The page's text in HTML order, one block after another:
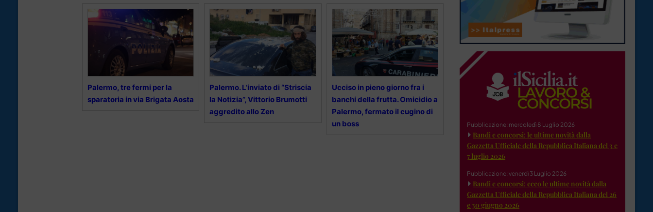
Palermo, tre fermi per la
sparatoria in via Brigata Aosta
Palermo. L’inviato di “Striscia
la Notizia”, Vittorio Brumotti
aggredito allo Zen
Ucciso in pieno giorno fra i
banchi della frutta. Omicidio a
Palermo, fermato il cugino di
un boss
Pubblicazione: mercoledì 8 Luglio 2026
Bandi e concorsi: le ultime novità dalla
Gazzetta Ufficiale della Repubblica Italiana del 3 e
7 luglio 2026
Pubblicazione: venerdì 3 Luglio 2026
Bandi e concorsi: ecco le ultime novità dalla
Gazzetta Ufficiale della Repubblica Italiana del 26
e 30 giugno 2026